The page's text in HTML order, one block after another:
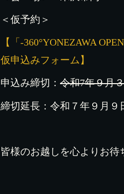
＜仮予約＞
【「-360°YONEZAWA
仮申込みフォーム】
申込み締切： 令和7年９月
締切延長：令和７年９月９
皆様のお越しを心よりお待